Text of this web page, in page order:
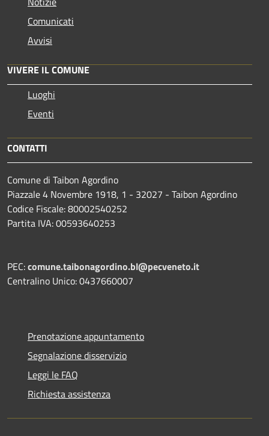
Comunicati
Avvisi
VIVERE IL COMUNE
Luoghi
Eventi
CONTATTI
Comune di Taibon Agordino
Piazzale 4 Novembre 1918, 1 - 32027 - Taibon Agordino
Codice Fiscale: 80002540252
Partita IVA: 00593640253
PEC:comune.taibonagordino.bl@pecveneto.it
Centralino Unico: 0437660007
Prenotazione appuntamento
Segnalazione disservizio
Leggi le FAQ
Richiesta assistenza